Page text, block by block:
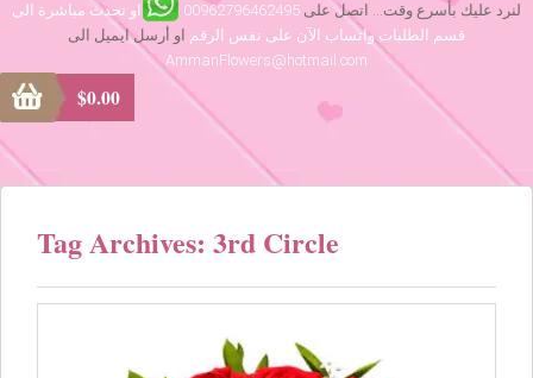
لنرد عليك بأسرع وقت... اتصل على 00962796462495
او تحدث مباشرة الى
قسم الطلبات واتساب الآن على نفس الرقم او أرسل ايميل الى
AmmanFlowers@hotmail.com
$0.00
Tag Archives: 3rd Circle